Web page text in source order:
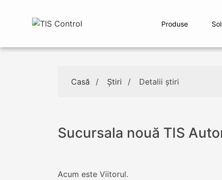
Produse
Casă / Ştiri / Detalii ştiri
Sucursala nouă TIS
Acum este Viitorul.